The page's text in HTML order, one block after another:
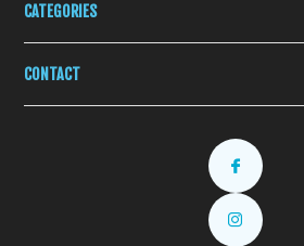
CATEGORIES
CONTACT